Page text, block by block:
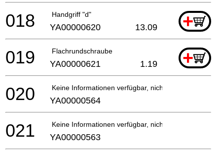
Handgriff "d" +
018 YA00000620 13.09
Flachrundschraube +
019 YA00000621 1.19
Keine Informationen verfügbar, nicht bestellbar
020 YA00000564
Keine Informationen verfügbar, nicht bestellbar
021 YA00000563